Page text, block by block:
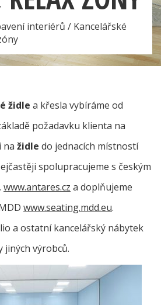
interiérů / Kancelářské
židle a křesla vybíráme od
požadavku klienta na
na židle do jednacích místností
spolupracujeme s českým
www.antares.cz a doplňujeme
www.seating.mdd.eu.
a ostatní kancelářský nábytek
výrobců.